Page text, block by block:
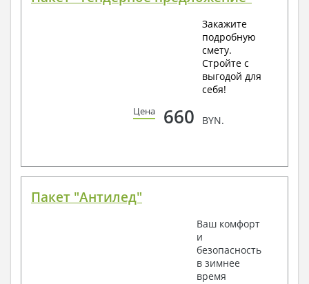
Закажите
подробную
смету.
Стройте с
выгодой для
себя!
Цена 660 BYN.
Пакет "Антилед"
Ваш комфорт
и
безопасность
в зимнее
время